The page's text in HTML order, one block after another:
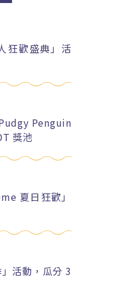
狂歡盛典」活
Penguin
獎池
夏日狂歡」
活動，瓜分 3